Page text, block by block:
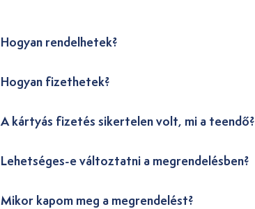
Hogyan rendelhetek?
Hogyan fizethetek?
A kártyás fizetés sikertelen volt, mi a teendő?
Lehetséges-e változtatni a megrendelésben?
Mikor kapom meg a megrendelést?